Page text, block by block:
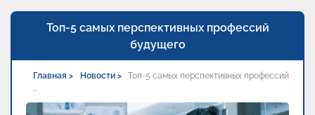
Топ-5 самых перспективных профессий
будущего
Главная > Новости >
Топ-5 самых перспективных профессий
…